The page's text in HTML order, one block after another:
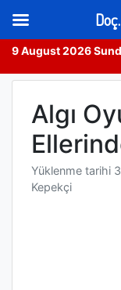
9 August 2026
Skip
contentAlgı
Yüklenme tarihi
Kepekçi